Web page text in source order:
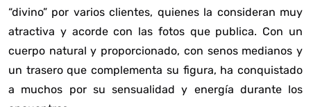
“divino” por varios clientes, quienes la consideran muy
atractiva y acorde con las fotos que publica. Con un
cuerpo natural y proporcionado, con senos medianos y
un trasero que complementa su figura, ha conquistado
a muchos por su sensualidad y energía durante los